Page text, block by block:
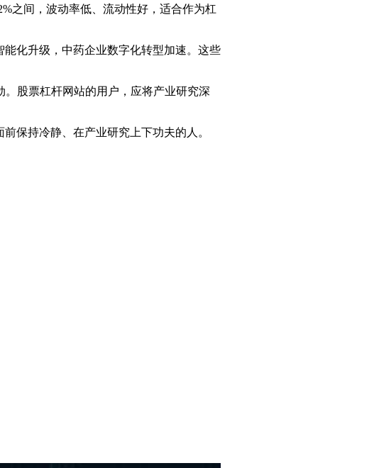
之间，波动率低、流动性好，适合作为杠
化升级，中药企业数字化转型加速。这些
股票杠杆网站的用户，应将产业研究深
保持冷静、在产业研究上下功夫的人。